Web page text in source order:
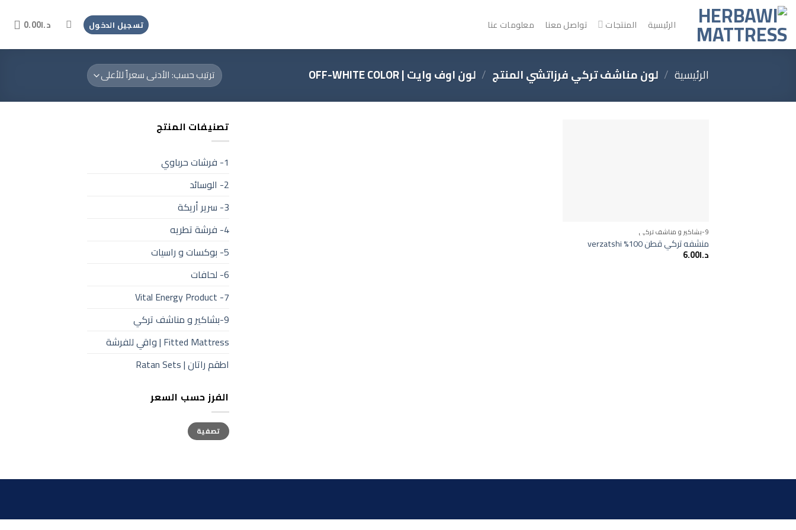
تخطي
للمحتوى
الرئيسية المنتجات تواصل معنا معلومات عنا تسجيل الدخول د.ا0.00
الرئيسية / لون مناشف تركي فرزاتشي المنتج / لون اوف وايت | OFF-WHITE COLOR
9-بشاكير و مناشف تركي
منشفه تركي قطن 100% verzatshi
د.ا6.00
تصنيفات المنتج
1- فرشات حرباوي
2- الوسائد
3- سرير أريكة
4- فرشة تطريه
5- بوكسات و راسيات
6- لحافات
7- Vital Energy Product
9-بشاكير و مناشف تركي
Fitted Mattress | واقي للفرشة
اطقم راتان | Ratan Sets
الفرز حسب السعر
أدنى
سعر
أعلى
سعرتصفية